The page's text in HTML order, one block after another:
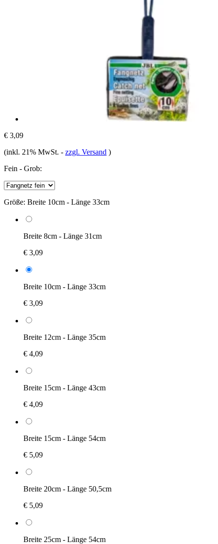
€ 3,09
(inkl. 21% MwSt. - zzgl. Versand )
Fein - Grob:
Größe: Breite 10cm - Länge 33cm
Breite 8cm - Länge 31cm
€ 3,09
Breite 10cm - Länge 33cm
€ 3,09
Breite 12cm - Länge 35cm
€ 4,09
Breite 15cm - Länge 43cm
€ 4,09
Breite 15cm - Länge 54cm
€ 5,09
Breite 20cm - Länge 50,5cm
€ 5,09
Breite 25cm - Länge 54cm